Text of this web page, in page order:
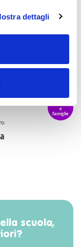
dettagli
famiglie
e
famiglie
scuola,